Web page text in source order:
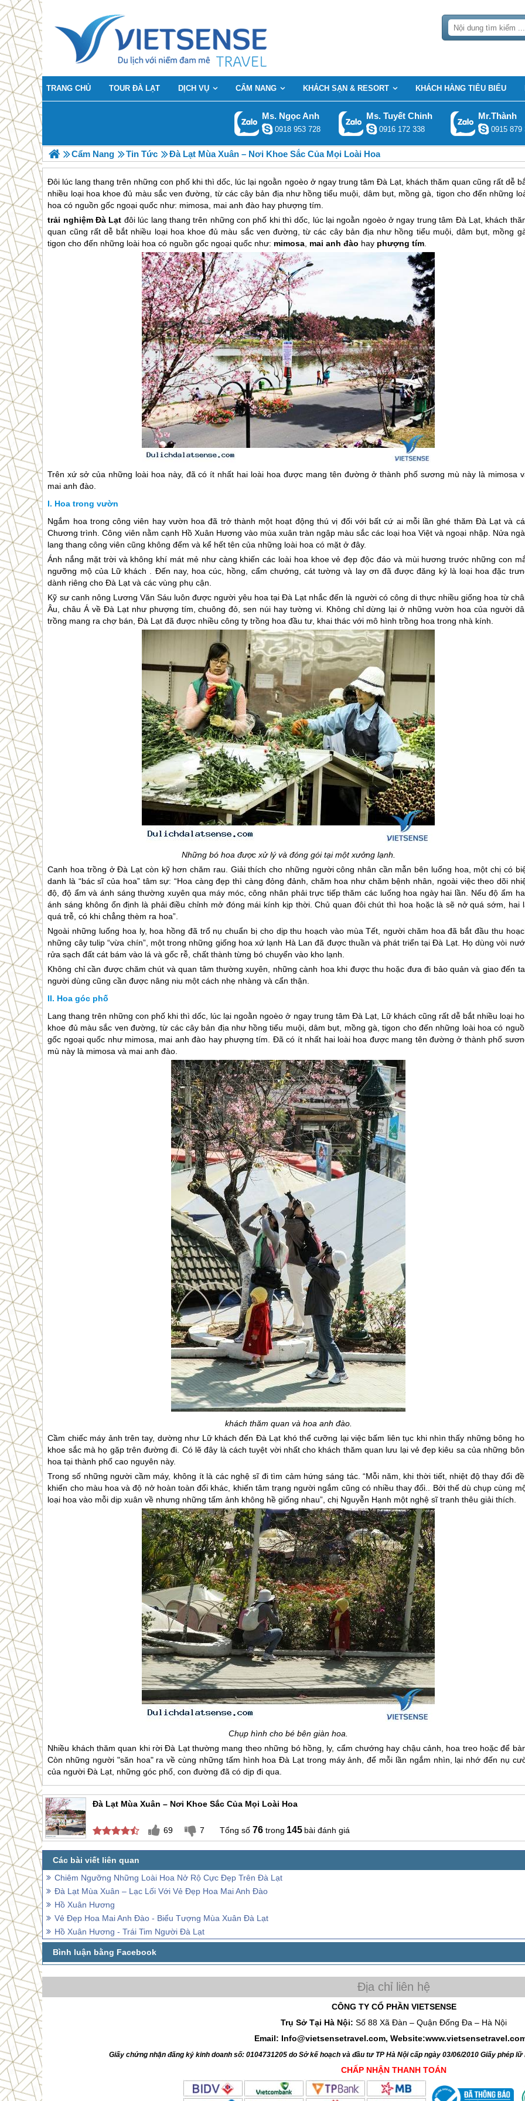
TRANG CHỦ TOUR ĐÀ LẠT DỊCH VỤ CẨM NANG KHÁCH SẠN & RESORT KHÁCH HÀNG TIÊU BIỂU
Ms. Ngọc Anh
0918 953 728
Ms. Tuyết Chinh
0916 172 338
Mr.Thành
0915 879
Cẩm Nang Tin Tức Đà Lạt Mùa Xuân – Nơi Khoe Sắc Của Mọi Loài Hoa
Đôi lúc lang thang trên những con phố khi thì dốc, lúc lại ngoằn ngoèo ở ngay trung tâm Đà Lạt, khách thăm quan cũng rất dễ
nhiều loại hoa khoe đủ màu sắc ven đường, từ các cây bản địa như hồng tiểu muội, dâm bụt, mồng gà, tigon cho đến những
hoa có nguồn gốc ngoại quốc như: mimosa, mai anh đào hay phượng tím.
trải nghiệmĐà Lạt đôi lúc lang thang trên những con phố khi thì dốc, lúc lại ngoằn ngoèo ở ngay trung tâm Đà Lạt, khách
quan cũng rất dễ bắt nhiều loại hoa khoe đủ màu sắc ven đường, từ các cây bản địa như hồng tiểu muội, dâm bụt, mồng
tigon cho đến những loài hoa có nguồn gốc ngoại quốc như: mimosa, mai anh đào hay phượng tím.
Trên xứ sở của những loài hoa này, đã có ít nhất hai loài hoa được mang tên đường ở thành phố sương mù này là mimosa
mai anh đào.
Hoa trong vườn
Ngắm hoa trong công viên hay vườn hoa đã trở thành một hoạt động thú vị đối với bất cứ ai mỗi lần ghé thăm Đà Lạt và
Chương trình. Công viên nằm cạnh Hồ Xuân Hương vào mùa xuân tràn ngập màu sắc các loại hoa Việt và ngoại nhập. Nửa
lang thang công viên cũng không đếm và kể hết tên của những loài hoa có mặt ở đây.
Ánh nắng mặt trời và không khí mát mẻ như càng khiến các loài hoa khoe vẻ đẹp độc đáo và mùi hương trước những con
ngưỡng mộ của Lữ khách . Đến nay, hoa cúc, hồng, cẩm chướng, cát tường và lay ơn đã được đăng ký là loại hoa đặc
dành riêng choĐà Lạt và các vùng phụ cận.
Kỹ sư canh nông Lương Văn Sáu luôn được người yêu hoa tại Đà Lạt nhắc đến là người có công di thực nhiều giống hoa từ
Âu, châu Á về Đà Lạtnhư phượng tím, chuông đỏ, sen núi hay tường vi. Không chỉ dừng lại ở những vườn hoa của người
trồng mang ra chợ bán,Đà Lạt đã được nhiều công ty trồng hoa đầu tư, khai thác với mô hình trồng hoa trong nhà kính.
Những bó hoa được xử lý và đóng gói tại một xưởng lạnh.
Canh hoa trồng ởĐà Lạt còn kỹ hơn chăm rau. Giải thích cho những người công nhân cần mẫn bên luống hoa, một chị có
danh là “bác sĩ của hoa” tâm sự: “Hoa càng đẹp thì càng đỏng đảnh, chăm hoa như chăm bệnh nhân, ngoài việc theo dõi
độ, độ ẩm và ánh sáng thường xuyên qua máy móc, công nhân phải trực tiếp thăm các luống hoa ngày hai lần. Nếu độ ẩm
ánh sáng không ổn định là phải điều chỉnh mở đóng mái kính kịp thời. Chủ quan đôi chút thì hoa hoặc là sẽ nở quá sớm, hai
quá trễ, có khi chẳng thèm ra hoa”.
Ngoài những luống hoa ly, hoa hồng đã trổ nụ chuẩn bị cho dịp thu hoạch vào mùa Tết, người chăm hoa đã bắt đầu thu
những cây tulip “vừa chín”, một trong những giống hoa xứ lạnh Hà Lan đã được thuần và phát triển tạiĐà Lạt. Họ dùng vòi
rửa sạch đất cát bám vào lá và gốc rễ, chất thành từng bó chuyển vào kho lạnh.
Không chỉ cần được chăm chút và quan tâm thường xuyên, những cành hoa khi được thu hoặc đưa đi bảo quản và giao đến
người dùng cũng cần được nâng niu một cách nhẹ nhàng và cẩn thận.
Hoa góc phố
Lang thang trên những con phố khi thì dốc, lúc lại ngoằn ngoèo ở ngay trung tâm Đà Lạt, Lữ khách cũng rất dễ bắt nhiều loại
khoe đủ màu sắc ven đường, từ các cây bản địa như hồng tiểu muội, dâm bụt, mồng gà, tigon cho đến những loài hoa có
gốc ngoại quốc như mimosa, mai anh đào hay phượng tím. Đã có ít nhất hai loài hoa được mang tên đường ở thành phố
mù này là mimosa và mai anh đào.
khách thăm quan và hoa anh đào.
Cầm chiếc máy ảnh trên tay, dường như Lữ khách đến Đà Lạt khó thể cưỡng lại việc bấm liên tục khi nhìn thấy những bông
khoe sắc mà họ gặp trên đường đi. Có lẽ đây là cách tuyệt vời nhất cho khách thăm quan lưu lại vẻ đẹp kiêu sa của những
hoa tại thành phố cao nguyên này.
Trong số những người cầm máy, không ít là các nghệ sĩ đi tìm cảm hứng sáng tác. “Mỗi năm, khi thời tiết, nhiệt độ thay đổi
khiến cho màu hoa và độ nở hoàn toàn đổi khác, khiến tâm trạng người ngắm cũng có nhiều thay đổi.. Bởi thế dù chụp cùng
loại hoa vào mỗi dịp xuân về nhưng những tấm ảnh không hề giống nhau”, chị Nguyễn Hạnh một nghệ sĩ tranh thêu giải thích.
Chụp hình cho bé bên giàn hoa.
Nhiều khách thăm quan khi rờiĐà Lạtthường mang theo những bó hồng, ly, cẩm chướng hay chậu cảnh, hoa treo hoặc để
Còn những người "săn hoa" ra về cùng những tấm hình hoaĐà Lạt trong máy ảnh, để mỗi lần ngắm nhìn, lại nhớ đến nụ
của ngườiĐà Lạt , những góc phố, con đường đã có dịp đi qua.
Đà Lạt Mùa Xuân – Nơi Khoe Sắc Của Mọi Loài Hoa
69 7 76 145 bài đánh giá
Chiêm Ngưỡng Những Loài Hoa Nở Rộ Cực Đẹp Trên Đà Lạt
Đà Lạt Mùa Xuân – Lạc Lối Với Vẻ Đẹp Hoa Mai Anh Đào
Hồ Xuân Hương
Vẻ Đẹp Hoa Mai Anh Đào - Biểu Tượng Mùa Xuân Đà Lạt
Hồ Xuân Hương - Trái Tim Người Đà Lạt
CÔNG TY CỔ PHẦN VIETSENSE
Trụ Sở Tại Hà Nội: Số 88 Xã Đàn – Quận Đống Đa – Hà Nội
Email: Info@vietsensetravel.com,
Giấy chứng nhận đăng ký kinh doanh số: 0104731205 do Sở kế hoạch và đầu tư TP Hà Nội cấp ngày 03/06/2010 Giấy phép lữ
CHẤP NHẬN THANH TOÁN